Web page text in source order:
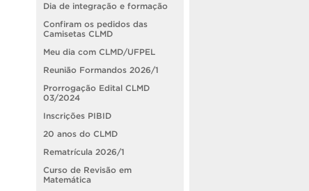
Dia de integração e formação
Confiram os pedidos das
Camisetas CLMD
Meu dia com CLMD/UFPEL
Reunião Formandos 2026/1
Prorrogação Edital CLMD
03/2024
Inscrições PIBID
20 anos do CLMD
Rematrícula 2026/1
Curso de Revisão em
Matemática